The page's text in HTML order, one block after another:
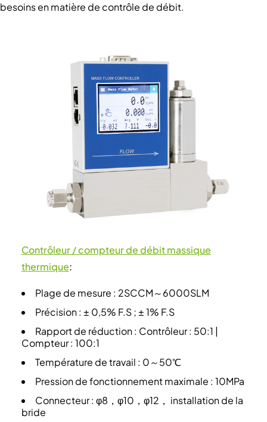
besoins en matière de contrôle de débit.
Contrôleur / compteur de débit massique
thermique:
Plage de mesure : 2SCCM～6000SLM
Précision : ± 0,5% F.S ; ± 1% F.S
Rapport de réduction : Contrôleur : 50:1 |
Compteur : 100:1
Température de travail : 0～50℃
Pression de fonctionnement maximale : 10MPa
Connecteur : φ8，φ10，φ12， installation de la
bride